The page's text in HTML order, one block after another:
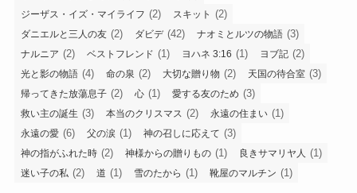
ジーザス・イズ・マイライフ (2) スキット (2)
ダニエルと三人の友 (2) ダビデ(42) ナオミとルツの物語 (3)
ナルニア (2) ベストフレンド (1) ヨハネ 3:16 (1) ヨブ記 (2)
光と影の物語 (4) 命の泉 (2) 大切な贈り物 (2) 天国の待合室 (3)
帰ってきた放蕩息子 (2) 心 (1) 愛する友のため (3)
救い主の誕生 (3) 本当のクリスマス (2) 永遠の住まい (1)
永遠の愛 (6) 父の涙 (1) 神の召しに応えて (3)
神の指がふれた時 (2) 神様からの贈りもの (1) 良きサマリヤ人 (1)
迷い子の私 (2) 道 (1) 雪のたから (1) 靴屋のマルチン (1)